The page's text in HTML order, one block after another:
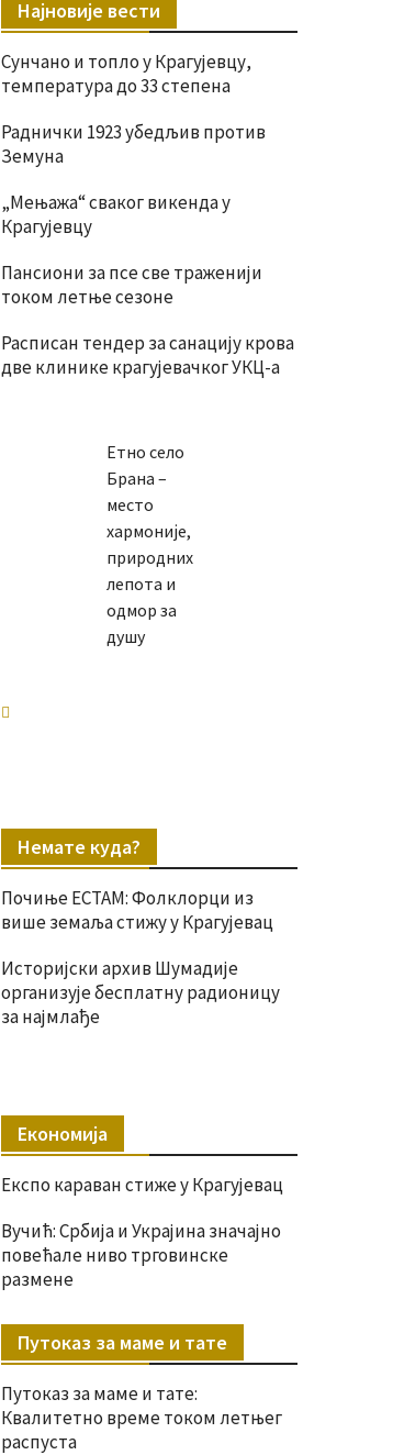
Најновије вести
Сунчано и топло у Крагујевцу,
температура до 33 степена
Раднички 1923 убедљив против
Земуна
„Мењажа“ сваког викенда у
Крагујевцу
Пансиони за псе све траженији
током летње сезоне
Расписан тендер за санацију крова
две клинике крагујевачког УКЦ-а
Етно село
Брана –
место
хармоније,
природних
лепота и
одмор за
душу
Немате куда?
Почиње ЕСТАМ: Фолклорци из
више земаља стижу у Крагујевац
Историјски архив Шумадије
организује бесплатну радионицу
за најмлађе
Економија
Експо караван стиже у Крагујевац
Вучић: Србија и Украјина значајно
повећале ниво трговинске
размене
Путоказ за маме и тате
Путоказ за маме и тате:
Квалитетно време током летњег
распуста